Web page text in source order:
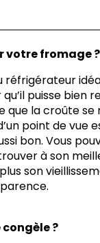
votre fromage ?
réfrigérateur
puisse bien
que la croûte
point de vue
bon. Vous
à son
son
?